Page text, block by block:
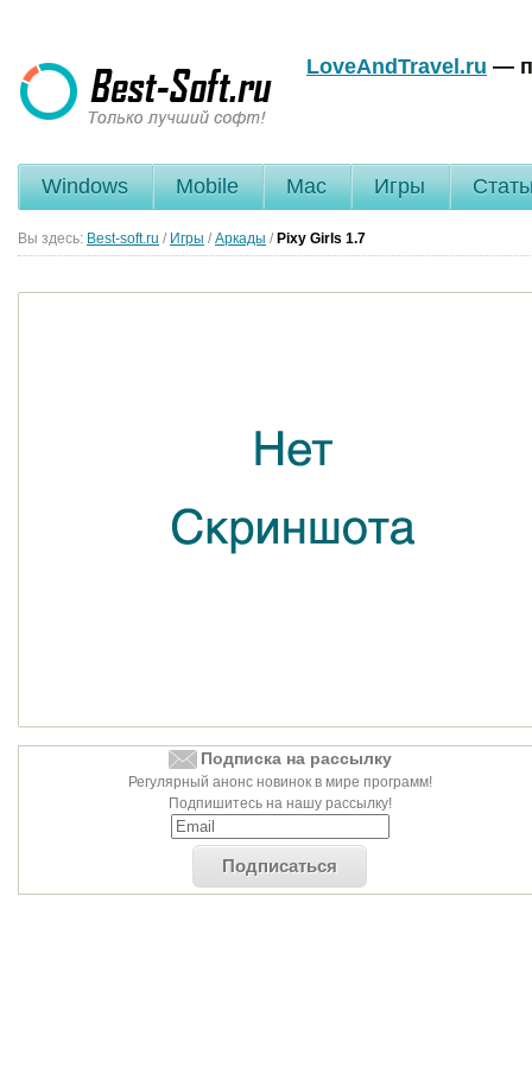
LoveAndTravel.ru —
Windows Mobile Mac Игры
Вы здесь: Best-soft.ru / Игры / Аркады / Pixy Girls 1.7
Подписка на рассылку
Регулярный анонс новинок в мире программ!
Подпишитесь на нашу рассылку!
Подписаться